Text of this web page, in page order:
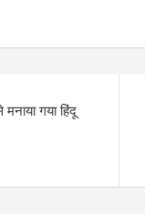
गया हिंदू